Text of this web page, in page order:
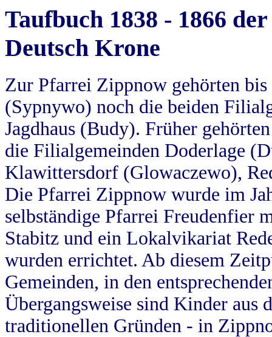
Taufbuch 1838 - 1866
Deutsch Krone
Zur Pfarrei Zippnow gehörten
(Sypnywo) noch die beiden
Jagdhaus (Budy). Früher
die Filialgemeinden Doderlage
Klawittersdorf (Glowaczewo),
Die Pfarrei Zippnow wurde im
selbständige Pfarrei Freudenfier
Stabitz und ein Lokalvikariat
wurden errichtet. Ab diesem
Gemeinden, in den
Übergangsweise sind Kinder aus
traditionellen Gründen - in